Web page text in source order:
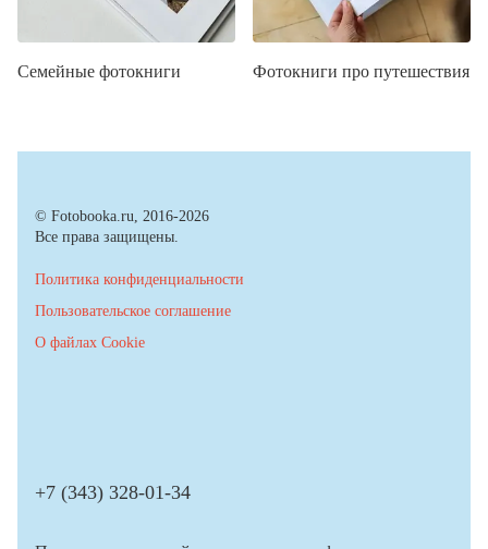
Семейные фотокниги Фотокниги про путешествия
© Fotobooka.ru, 2016-2026
Все права защищены.
Политика конфиденциальности
Пользовательское соглашение
О файлах Cookie
+7 (343) 328-01-34